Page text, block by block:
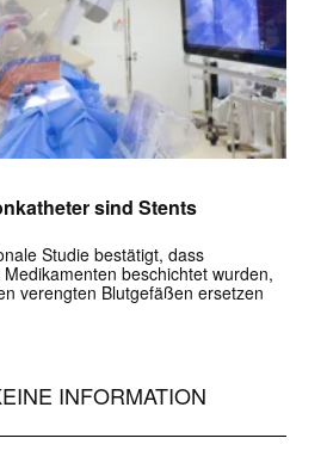
sind Stents
Studie bestätigt, dass
beschichtet wurden,
verengten Blutgefäßen ersetzen
INFORMATION